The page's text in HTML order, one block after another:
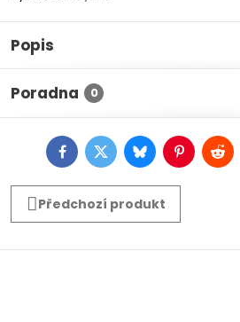
Popis
Poradna 0
FacebookTwitterBlueskyPinterest
Předchozí produkt